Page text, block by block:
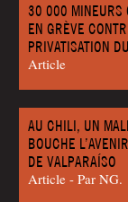
30 000 MINEURS
EN GRÈVE
PRIVATISATION
Article
AU CHILI, UN
BOUCHE
DE VALPARAÍSO
Article - Par NG.